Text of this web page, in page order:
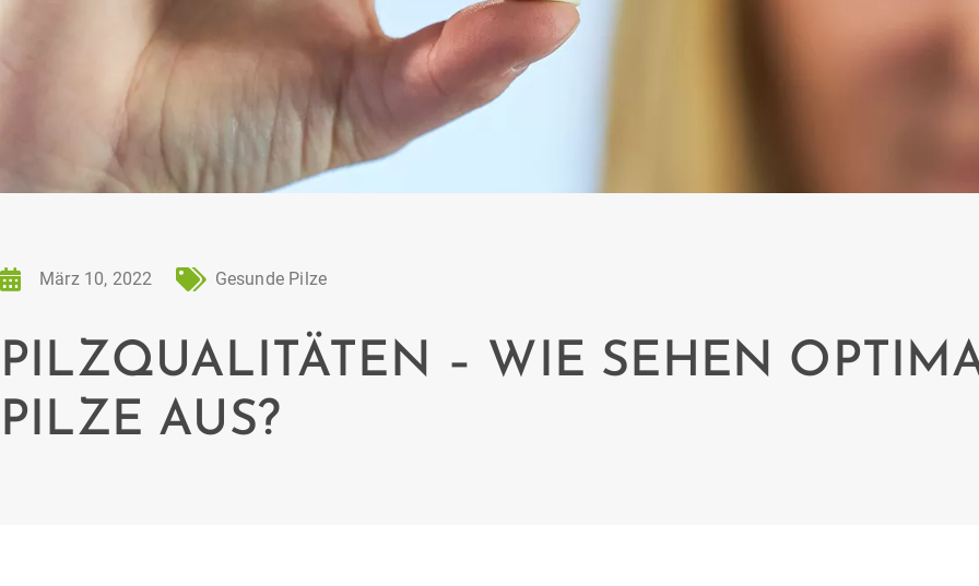
März 10, 2022 Gesunde Pilze
PILZQUALITÄTEN – WIE SEHEN
PILZE AUS?